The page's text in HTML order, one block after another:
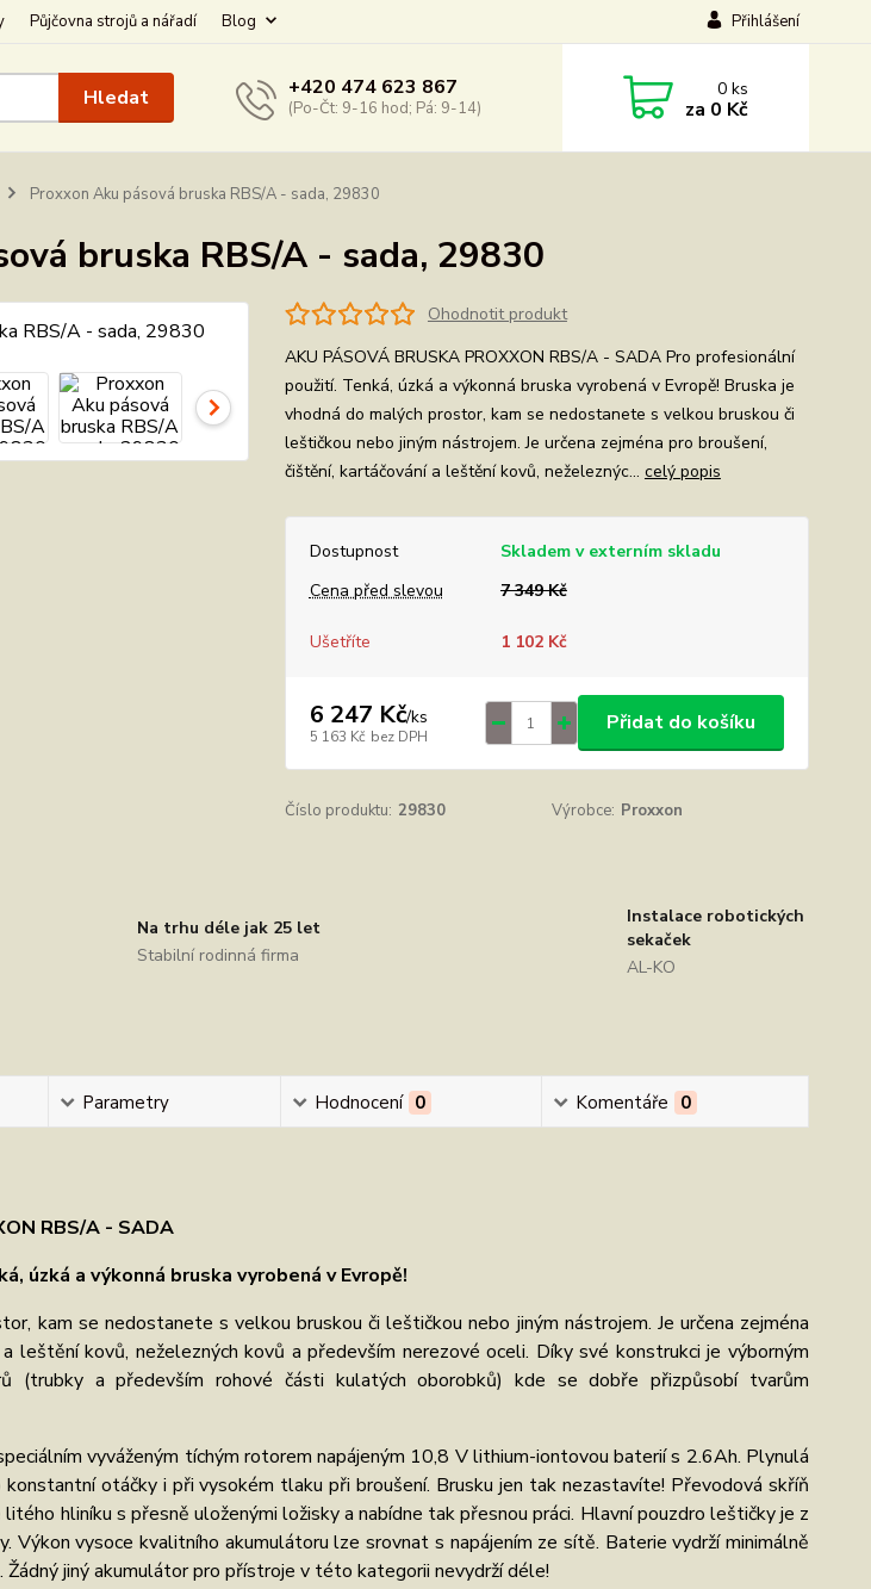
Půjčovna strojů a nářadí Blog Přihlášení
Hledat +420 474 623 867
(Po-Čt: 9-16 hod; Pá: 9-14)
0ks
za 0 Kč
Proxxon Aku pásová bruska RBS/A - sada, 29830
bruska RBS/A - sada, 29830
Ohodnotit produkt
AKU PÁSOVÁ BRUSKA PROXXON RBS/A - SADA Pro profesionální
použití. Tenká, úzká a výkonná bruska vyrobená v Evropě! Bruska je
vhodná do malých prostor, kam se nedostanete s velkou bruskou či
leštičkou nebo jiným nástrojem. Je určena zejména pro broušení,
čištění, kartáčování a leštění kovů, neželeznýc... celý popis
Dostupnost
Skladem v externím skladu
Cena před slevou
7 349 Kč
Ušetříte 1 102 Kč
6 247 Kč/ks
5 163 Kč bez DPH
Přidat do košíku
Číslo produktu: 29830 Výrobce: Proxxon
Na trhu déle jak 25 let
Stabilní rodinná firma
Instalace robotických
sekaček
AL-KO
Parametry Hodnocení 0 Komentáře 0
RBS/A - SADA
úzká a výkonná bruska vyrobená v Evropě!
kam se nedostanete s velkou bruskou či leštičkou nebo jiným nástrojem. Je určena zejména
leštění kovů, neželezných kovů a především nerezové oceli. Díky své konstrukci je výborným
(trubky a především rohové části kulatých oborobků) kde se dobře přizpůsobí tvarům
vyváženým tíchým rotorem napájeným 10,8 V lithium-iontovou baterií s 2.6Ah. Plynulá
otáčky i při vysokém tlaku při broušení. Brusku jen tak nezastavíte! Převodová skříň
hliníku s přesně uloženými ložisky a nabídne tak přesnou práci. Hlavní pouzdro leštičky je z
Výkon vysoce kvalitního akumulátoru lze srovnat s napájením ze sítě. Baterie vydrží minimálně
Žádný jiný akumulátor pro přístroje v této kategorii nevydrží déle!